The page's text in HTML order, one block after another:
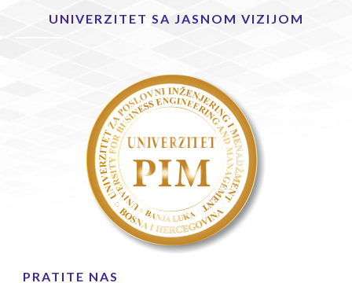
UNIVERZITET SA JASNOM VIZIJOM
PRATITE NAS